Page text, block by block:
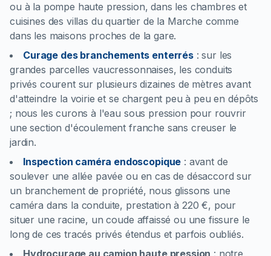
ou à la pompe haute pression, dans les chambres et
cuisines des villas du quartier de la Marche comme
dans les maisons proches de la gare.
Curage des branchements enterrés:sur les
grandes parcelles vaucressonnaises, les conduits
privés courent sur plusieurs dizaines de mètres avant
d'atteindre la voirie et se chargent peu à peu en dépôts
; nous les curons à l'eau sous pression pour rouvrir
une section d'écoulement franche sans creuser le
jardin.
Inspection caméra endoscopique : avant de
soulever une allée pavée ou en cas de désaccord sur
un branchement de propriété, nous glissons une
caméra dans la conduite, prestation à 220 €, pour
situer une racine, un coude affaissé ou une fissure le
long de ces tracés privés étendus et parfois oubliés.
Hydrocurage au camion haute pression : notre